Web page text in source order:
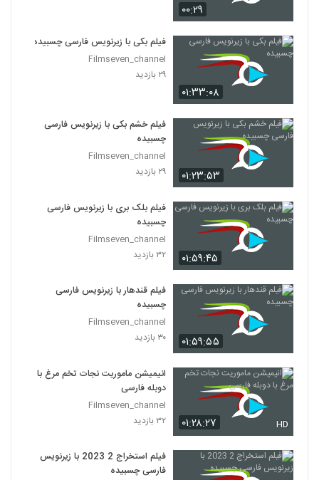
۰۰:۲۹
۰۱:۳۳:۰۸
فیلم بکی با زیرنویس فارسی چسبیده
Filmseven_channel
۲۹ بازدید
۰۱:۲۳:۵۳
فیلم خشم بکی با زیرنویس فارسی
چسبیده
Filmseven_channel
۲۹ بازدید
۰۱:۵۹:۴۵
فیلم بلک بری با زیرنویس فارسی
چسبیده
Filmseven_channel
۳۲ بازدید
۰۱:۵۹:۵۵
فیلم قندهار با زیرنویس فارسی
چسبیده
Filmseven_channel
۳۰ بازدید
۰۱:۲۸:۲۷ HD
انیمیشن ماموریت نجات تخم مرغ با
دوبله فارسی
Filmseven_channel
۳۲ بازدید
فیلم استخراج 2 2023 با زیرنویس
فارسی چسبیده